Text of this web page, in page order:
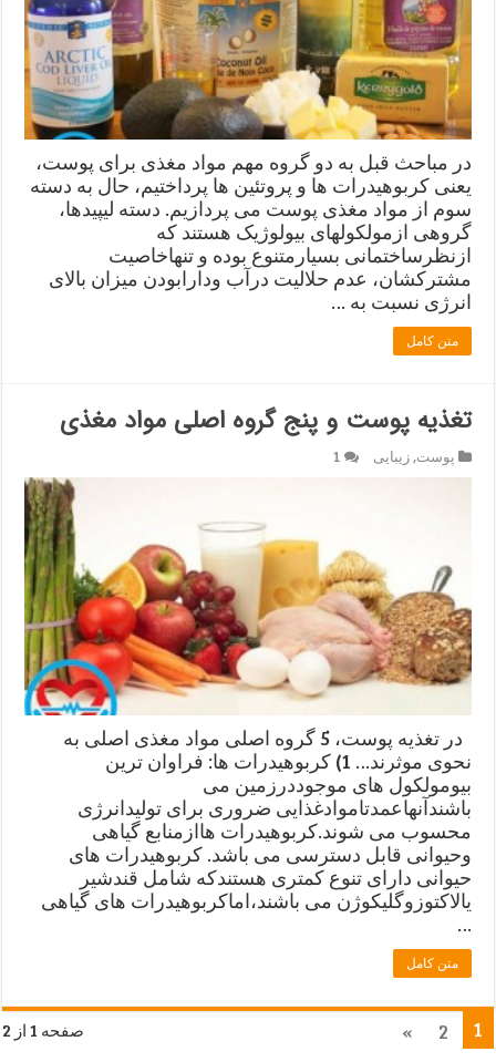
در مباحث قبل به دو گروه مهم مواد مغذی برای پوست،
یعنی کربوهیدرات ها و پروتئین ها پرداختیم، حال به دسته
سوم از مواد مغذی پوست می پردازیم. دسته لیپیدها،
گروهی ازمولکولهای بیولوژیک هستند که
ازنظرساختمانی بسیارمتنوع بوده و تنهاخاصیت
مشترکشان، عدم حلالیت درآب ودارابودن میزان بالای
انرژی نسبت به …
متن کامل
تغذیه پوست و پنج گروه اصلی مواد مغذی
پوست,زیبایی 1
در تغذیه پوست، 5 گروه اصلی مواد مغذی اصلی به
نحوی موثرند… 1) کربوهیدرات ها: فراوان ترین
بیومولکول های موجوددرزمین می
باشندآنهاعمدتاموادغذایی ضروری برای تولیدانرژی
محسوب می شوند.کربوهیدرات هاازمنابع گیاهی
وحیوانی قابل دسترسی می باشد. کربوهیدرات های
حیوانی دارای تنوع کمتری هستندکه شامل قندشیر
یالاکتوزوگلیکوژن می باشند،اماکربوهیدرات های گیاهی
…
متن کامل
صفحه 1 از 2 1
2
»